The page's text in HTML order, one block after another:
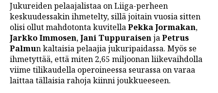
Jukureiden pelaajalistaa on Liiga-perheen
keskuudessakin ihmetelty, sillä joitain vuosia sitten
olisi ollut mahdotonta kuvitellaPekka Jormakan,
Jarkko Immosen,Jani TuppuraisenjaPetrus
Palmun kaltaisia pelaajia jukuripaidassa. Myös se
ihmetyttää, että miten 2,65 miljoonan liikevaihdolla
viime tilikaudella operoineessa seurassa on varaa
laittaa tällaisia rahoja kiinni joukkueeseen.